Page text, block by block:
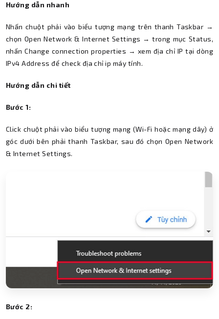
Hướng dẫn nhanh
Nhấn chuột phải vào biểu tượng mạng trên thanh Taskbar →
chọn Open Network & Internet Settings → trong mục Status,
nhấn Change connection properties → xem địa chỉ IP tại dòng
IPv4 Address để check địa chỉ ip máy tính.
Hướng dẫn chi tiết
Bước 1:
Click chuột phải vào biểu tượng mạng (Wi-Fi hoặc mạng dây) ở
góc dưới bên phải thanh Taskbar, sau đó chọn Open Network
& Internet Settings.
Bước 2: